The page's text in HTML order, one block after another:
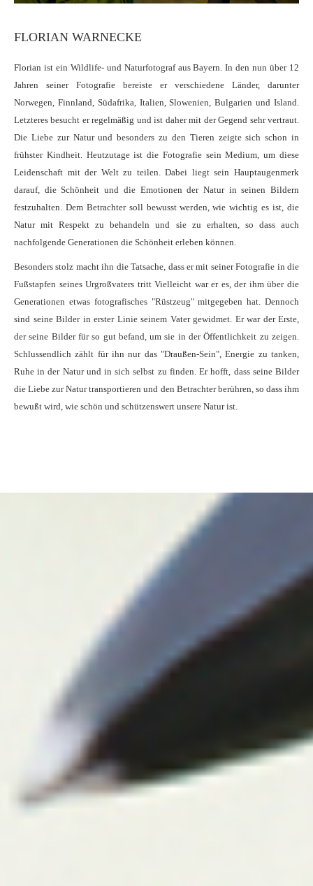
FLORIAN WARNECKE
Florian ist ein Wildlife- und Naturfotograf aus Bayern. In den nun über 12
Jahren seiner Fotografie bereiste er verschiedene Länder, darunter
Norwegen, Finnland, Südafrika, Italien, Slowenien, Bulgarien und Island.
Letzteres besucht er regelmäßig und ist daher mit der Gegend sehr vertraut.
Die Liebe zur Natur und besonders zu den Tieren zeigte sich schon in
frühster Kindheit. Heutzutage ist die Fotografie sein Medium, um diese
Leidenschaft mit der Welt zu teilen. Dabei liegt sein Hauptaugenmerk
darauf, die Schönheit und die Emotionen der Natur in seinen Bildern
festzuhalten. Dem Betrachter soll bewusst werden, wie wichtig es ist, die
Natur mit Respekt zu behandeln und sie zu erhalten, so dass auch
nachfolgende Generationen die Schönheit erleben können.
Besonders stolz macht ihn die Tatsache, dass er mit seiner Fotografie in die
Fußstapfen seines Urgroßvaters tritt Vielleicht war er es, der ihm über die
Generationen etwas fotografisches "Rüstzeug" mitgegeben hat. Dennoch
sind seine Bilder in erster Linie seinem Vater gewidmet. Er war der Erste,
der seine Bilder für so gut befand, um sie in der Öffentlichkeit zu zeigen.
Schlussendlich zählt für ihn nur das "Draußen-Sein", Energie zu tanken,
Ruhe in der Natur und in sich selbst zu finden. Er hofft, dass seine Bilder
die Liebe zur Natur transportieren und den Betrachter berühren, so dass ihm
bewußt wird, wie schön und schützenswert unsere Natur ist.